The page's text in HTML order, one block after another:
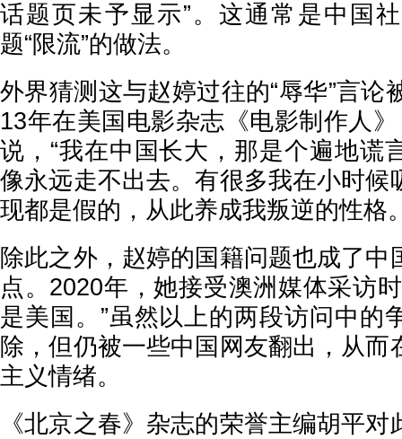
话题页未予显示”。这通常是中国
题“限流”的做法。
外界猜测这与赵婷过往的“辱华”言论
13年在美国电影杂志《电影制作人
说，“我在中国长大，那是个遍地谎
像永远走不出去。有很多我在小时候
现都是假的，从此养成我叛逆的性格
除此之外，赵婷的国籍问题也成了中
点。2020年，她接受澳洲媒体采访
是美国。”虽然以上的两段访问中的
除，但仍被一些中国网友翻出，从而
主义情绪。
《北京之春》杂志的荣誉主编胡平